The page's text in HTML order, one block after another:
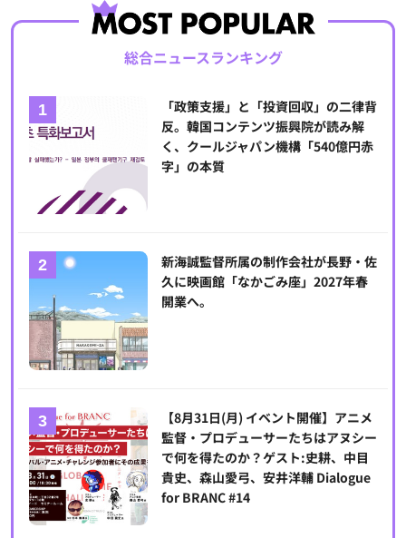
総合ニュースランキング
「政策支援」と「投資回収」の二律背
反。韓国コンテンツ振興院が読み解
く、クールジャパン機構「540億円赤
字」の本質
新海誠監督所属の制作会社が長野・佐
久に映画館「なかごみ座」2027年春
開業へ。
【8月31日(月) イベント開催】アニメ
監督・プロデューサーたちはアヌシー
で何を得たのか？ゲスト:史耕、中目
貴史、森山愛弓、安井洋輔 Dialogue
for BRANC #14